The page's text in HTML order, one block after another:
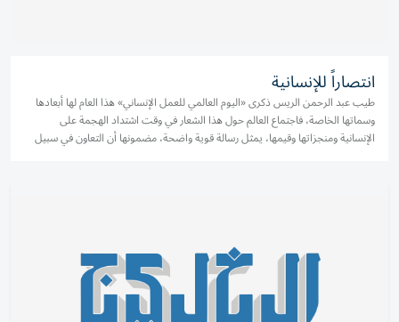
انتصاراً للإنسانية
طيب عبد الرحمن الريس ذكرى «اليوم العالمي للعمل الإنساني» هذا العام لها أبعادها
وسماتها الخاصة، فاجتماع العالم حول هذا الشعار في وقت اشتداد الهجمة على
الإنسانية ومنجزاتها وقيمها، يمثل رسالة قوية واضحة، مضمونها أن التعاون في سبيل